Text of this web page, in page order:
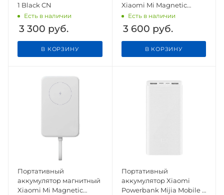
1 Black CN
Есть в наличии
3 300 руб.
В КОРЗИНУ
Xiaomi Mi Magnetic
Power Bank With Cable
USB-C 10000mAh 33W
(WPB1007MI) Grey
Есть в наличии
3 600 руб.
В КОРЗИНУ
Портативный
аккумулятор магнитный
Xiaomi Mi Magnetic
Портативный
аккумулятор Xiaomi
Powerbank Mijia Mobile 3